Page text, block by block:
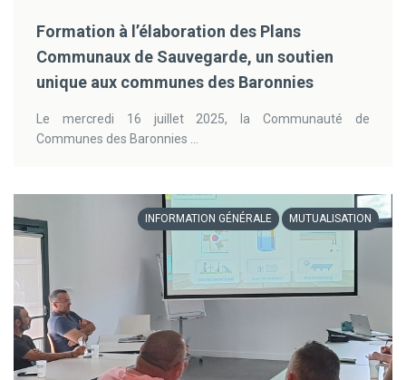
Formation à l’élaboration des Plans
Communaux de Sauvegarde, un soutien
unique aux communes des Baronnies
Le mercredi 16 juillet 2025, la Communauté de
Communes des Baronnies ...
INFORMATION GÉNÉRALE MUTUALISATION